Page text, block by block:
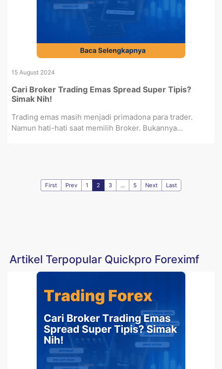
15 August 2024
Cari Broker Trading Emas Spread Super Tipis?
Simak Nih!
Trading emas masih menjadi primadona para trader.
Namun hati-hati saat memilih Broker. Bukannya...
First Prev 1 2 3 ... 5 Next Last
Artikel Terpopular Quickpro Foreximf